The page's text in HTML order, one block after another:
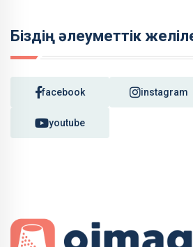
Біздің әлеуметтік
facebook instagram
youtube